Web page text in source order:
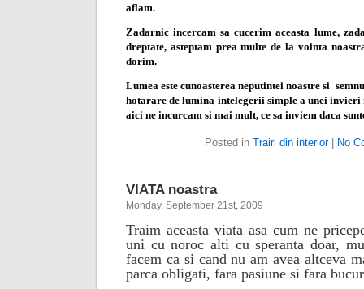
aflam.
Zadarnic incercam sa cucerim aceasta lume,
dreptate, asteptam prea multe de la vointa
dorim.
Lumea este cunoasterea neputintei noastre si
hotarare de lumina intelegerii simple a unei invieri
aici ne incurcam si mai mult, ce sa inviem daca
Posted in Trairi din interior| No
VIATA noastra
Monday, September 21st, 2009
Traim aceasta viata asa cum ne
uni cu noroc alti cu speranta doar,
facem ca si cand nu am avea altceva
parca obligati, fara pasiune si fara